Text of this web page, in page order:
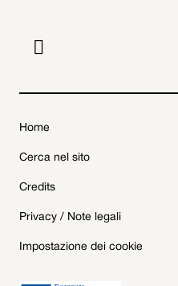

Home
Cerca nel sito
Credits
Privacy / Note legali
Impostazione dei cookie